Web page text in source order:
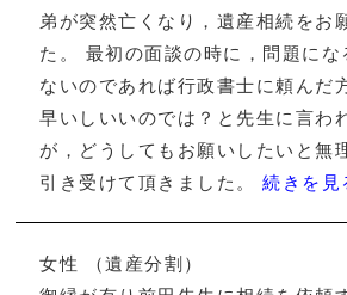
弟が突然亡くなり，遺産相続をお
た。 最初の面談の時に，問題にな
ないのであれば行政書士に頼んだ
早いしいいのでは？と先生に言わ
が，どうしてもお願いしたいと無
引き受けて頂きました。続きを見
女性 （遺産分割）